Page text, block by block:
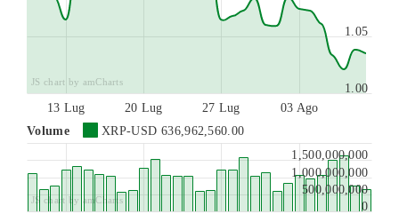
13 Lug 20 Lug 27 Lug 03 Ago
1.00
1.05
JS chart by amCharts
Volume XRP-USD 636,962,560.00
0
500,000,000
1,000,000,000
1,500,000,000
JS chart by amCharts